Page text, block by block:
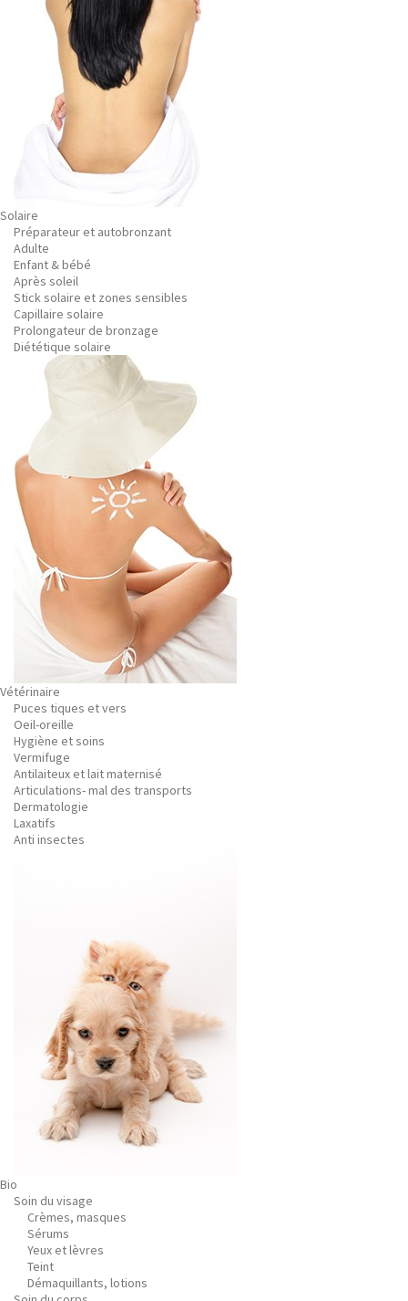
Solaire
Préparateur et autobronzant
Adulte
Enfant & bébé
Après soleil
Stick solaire et zones sensibles
Capillaire solaire
Prolongateur de bronzage
Diététique solaire
Vétérinaire
Puces tiques et vers
Oeil-oreille
Hygiène et soins
Vermifuge
Antilaiteux et lait maternisé
Articulations- mal des transports
Dermatologie
Laxatifs
Anti insectes
Bio
Soin du visage
Crèmes, masques
Sérums
Yeux et lèvres
Teint
Démaquillants, lotions